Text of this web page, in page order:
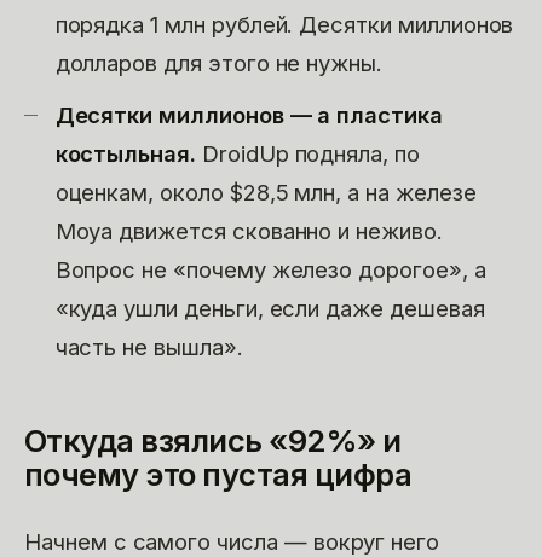
порядка 1 млн рублей. Десятки миллионов
долларов для этого не нужны.
Десятки миллионов — а пластика
костыльная. DroidUp подняла, по
оценкам, около $28,5 млн, а на железе
Moya движется скованно и неживо.
Вопрос не «почему железо дорогое», а
«куда ушли деньги, если даже дешевая
часть не вышла».
Откуда взялись «92%» и
почему это пустая цифра
Начнем с самого числа — вокруг него